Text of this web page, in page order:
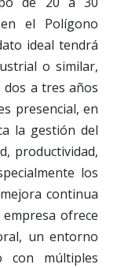
el Polígono
ideal tendrá
o similar,
dos a tres años
presencial, en
la gestión del
productividad,
los
continua
empresa ofrece
un entorno
con múltiples